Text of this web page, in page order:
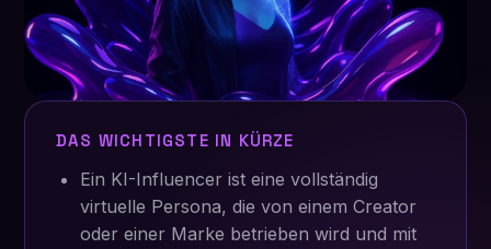
DAS WICHTIGSTE IN KÜRZE
Ein KI-Influencer ist eine vollständig
virtuelle Persona, die von einem Creator
oder einer Marke betrieben wird und mit